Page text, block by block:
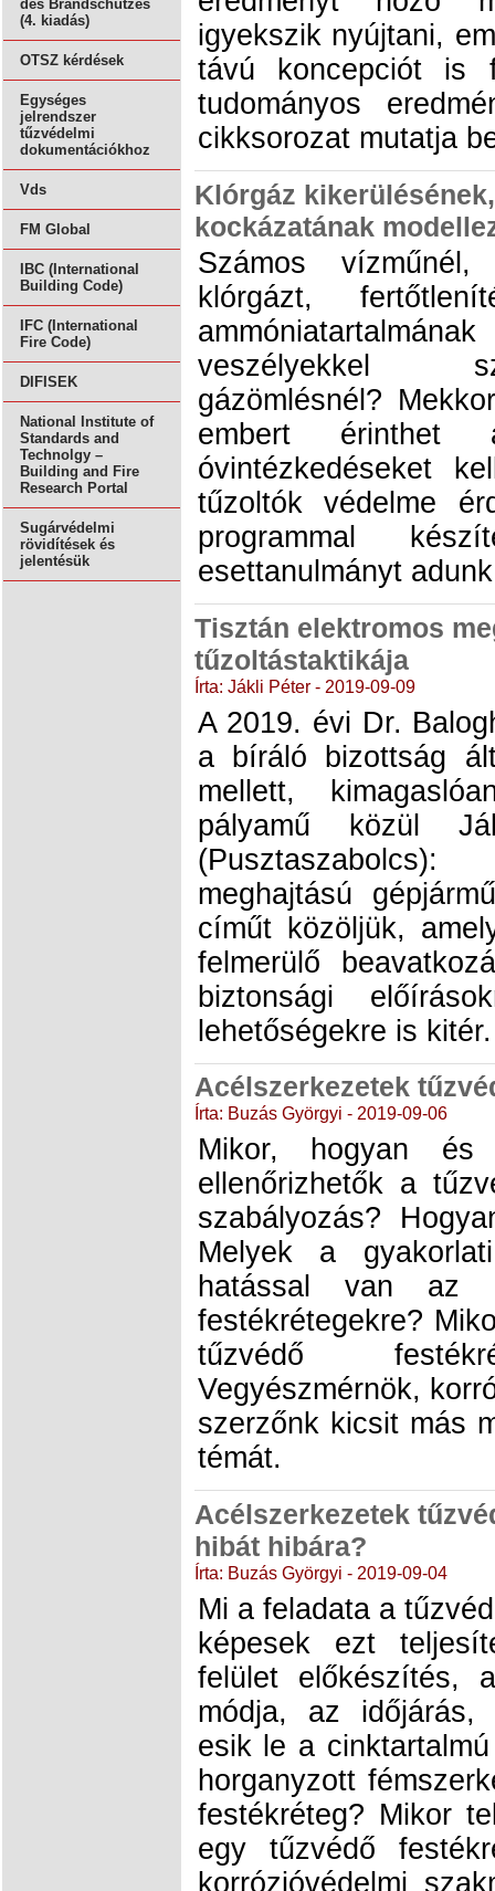
des Brandschutzes
(4. kiadás)
OTSZ kérdések
Egységes
jelrendszer
tűzvédelmi
dokumentációkhoz
Vds
FM Global
IBC (International
Building Code)
IFC (International
Fire Code)
DIFISEK
National Institute of
Standards and
Technolgy –
Building and Fire
Research Portal
Sugárvédelmi
rövidítések és
jelentésük
igyekszik nyújtani,
távú koncepciót is
tudományos
cikksorozat mutatja
Klórgáz
kockázatának
Számos vízműnél,
klórgázt,
veszélyekkel
gázömlésnél?
embert érinthet
óvintézkedéseket
tűzoltók védelme
programmal
esettanulmányt
Tisztán elektromos
tűzoltástaktikája
Írta: Jákli Péter - 2019-09-09
A 2019. évi Dr.
a bíráló bizottság
mellett,
pályamű közül
(Pusztaszabolcs):
meghajtású
címűt közöljük,
felmerülő
biztonsági
lehetőségekre is kitér.
Acélszerkezetek
Írta: Buzás Györgyi - 2019-09-06
Mikor, hogyan és
ellenőrizhetők a
szabályozás?
Melyek a
hatással van az
festékrétegekre?
tűzvédő
Vegyészmérnök,
szerzőnk kicsit más
témát.
Acélszerkezetek
hibát hibára?
Írta: Buzás Györgyi - 2019-09-04
Mi a feladata a
képesek ezt
felület előkészítés,
módja, az időjárás,
esik le a
horganyzott
festékréteg? Mikor
egy tűzvédő
korrózióvédelmi